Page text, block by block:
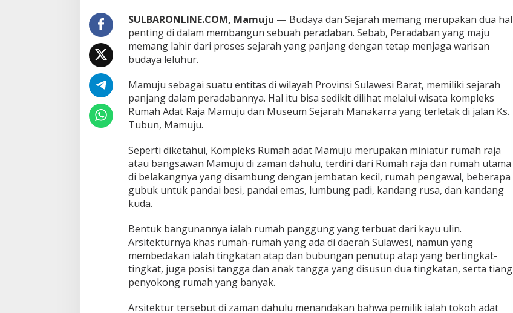
d
a
t
d
M
u
s
e
S
e
j
a
M
a
n
k
a
r
SULBARONLINE.COM, Mamuju — Budaya dan Sejarah memang merupakan dua hal
penting di dalam membangun sebuah peradaban. Sebab, Peradaban yang maju
memang lahir dari proses sejarah yang panjang dengan tetap menjaga warisan
budaya leluhur.
Mamuju sebagai suatu entitas di wilayah Provinsi Sulawesi Barat, memiliki sejarah
panjang dalam peradabannya. Hal itu bisa sedikit dilihat melalui wisata kompleks
Rumah Adat Raja Mamuju dan Museum Sejarah Manakarra yang terletak di jalan Ks.
Tubun, Mamuju.
Seperti diketahui, Kompleks Rumah adat Mamuju merupakan miniatur rumah raja
atau bangsawan Mamuju di zaman dahulu, terdiri dari Rumah raja dan rumah utama
di belakangnya yang disambung dengan jembatan kecil, rumah pengawal, beberapa
gubuk untuk pandai besi, pandai emas, lumbung padi, kandang rusa, dan kandang
kuda.
Bentuk bangunannya ialah rumah panggung yang terbuat dari kayu ulin.
Arsitekturnya khas rumah-rumah yang ada di daerah Sulawesi, namun yang
membedakan ialah tingkatan atap dan bubungan penutup atap yang bertingkat-
tingkat, juga posisi tangga dan anak tangga yang disusun dua tingkatan, serta tiang
penyokong rumah yang banyak.
Arsitektur tersebut di zaman dahulu menandakan bahwa pemilik ialah tokoh adat